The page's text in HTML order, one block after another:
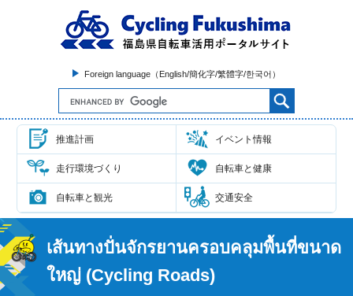
Foreign language（English/簡化字/繁體字/한국어）
推進計画 イベント情報
走行環境づくり 自転車と健康
自転車と観光 交通安全
เส้นทางปั่นจักรยานครอบคลุมพื้นที่ขนาด
ใหญ่ (Cycling Roads)